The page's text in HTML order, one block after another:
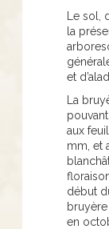
Le sol,
la
et
La
aux
mm, et
début
en